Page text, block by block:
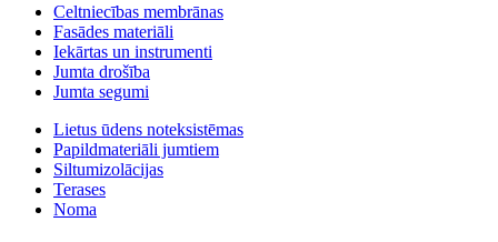
Celtniecības membrānas
Fasādes materiāli
Iekārtas un instrumenti
Jumta drošība
Jumta segumi
Lietus ūdens noteksistēmas
Papildmateriāli jumtiem
Siltumizolācijas
Terases
Noma